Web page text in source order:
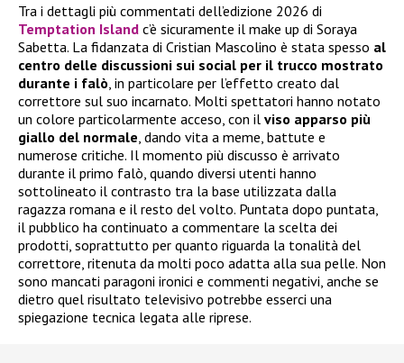
Tra i dettagli più commentati dell’edizione 2026 di
Temptation Island c’è sicuramente il make up di Soraya
Sabetta. La fidanzata di Cristian Mascolino è stata spesso al
centro delle discussioni sui social per il trucco mostrato
durante i falò , in particolare per l’effetto creato dal
correttore sul suo incarnato. Molti spettatori hanno notato
un colore particolarmente acceso, con il viso apparso più
giallo del normale , dando vita a meme, battute e
numerose critiche. Il momento più discusso è arrivato
durante il primo falò, quando diversi utenti hanno
sottolineato il contrasto tra la base utilizzata dalla
ragazza romana e il resto del volto. Puntata dopo puntata,
il pubblico ha continuato a commentare la scelta dei
prodotti, soprattutto per quanto riguarda la tonalità del
correttore, ritenuta da molti poco adatta alla sua pelle. Non
sono mancati paragoni ironici e commenti negativi, anche se
dietro quel risultato televisivo potrebbe esserci una
spiegazione tecnica legata alle riprese.